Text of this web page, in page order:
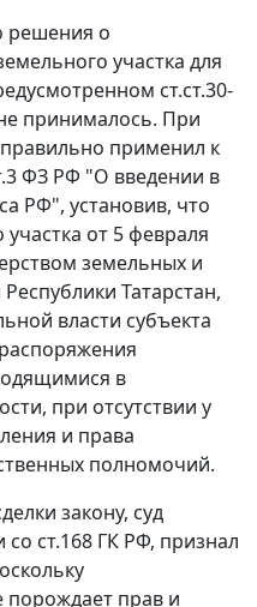
решения о
участка для
ст.ст.30-
принималось. При
применил к
ФЗ РФ "О введении в
РФ", установив, что
от 5 февраля
земельных и
Татарстан,
власти субъекта
в
при отсутствии у
и права
полномочий.
закону, суд
со ст.168 ГК РФ, признал
порождает прав и